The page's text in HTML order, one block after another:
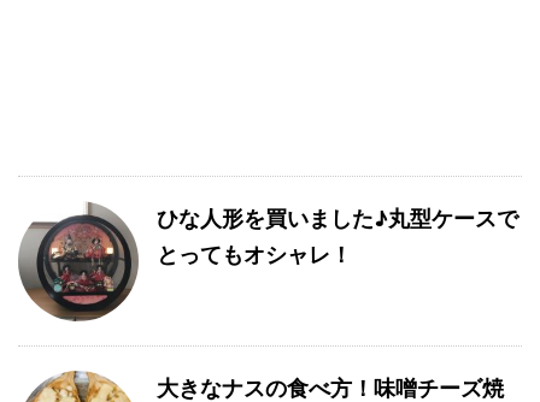
ひな人形を買いました♪丸型ケースで
とってもオシャレ！
大きなナスの食べ方！味噌チーズ焼